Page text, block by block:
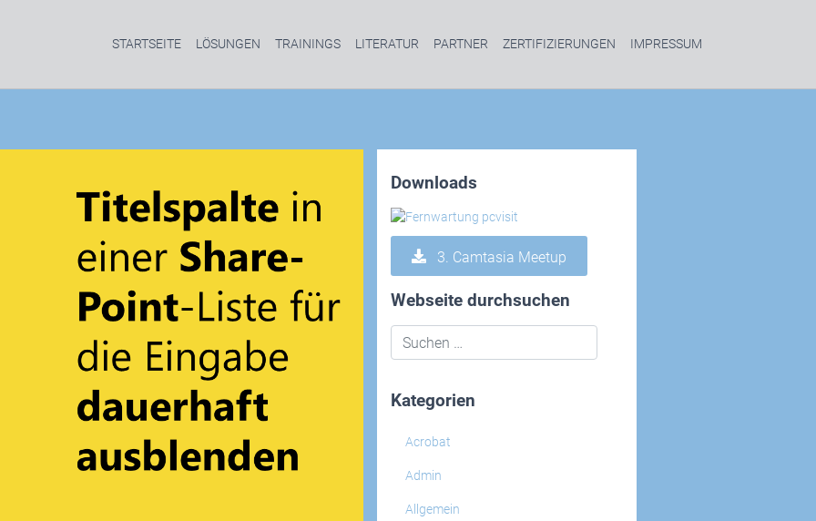
STARTSEITE LÖSUNGEN TRAININGS LITERATUR PARTNER ZERTIFIZIERUNGEN IMPRESSUM
Downloads
3. Camtasia Meetup
Webseite durchsuchen
Kategorien
Acrobat
Admin
Allgemein